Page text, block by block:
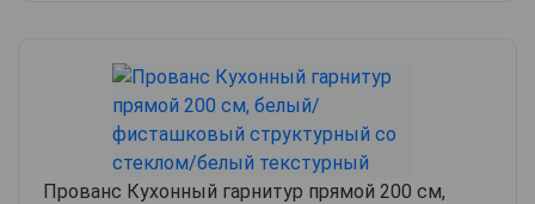
Прованс Кухонный гарнитур прямой 200 см,